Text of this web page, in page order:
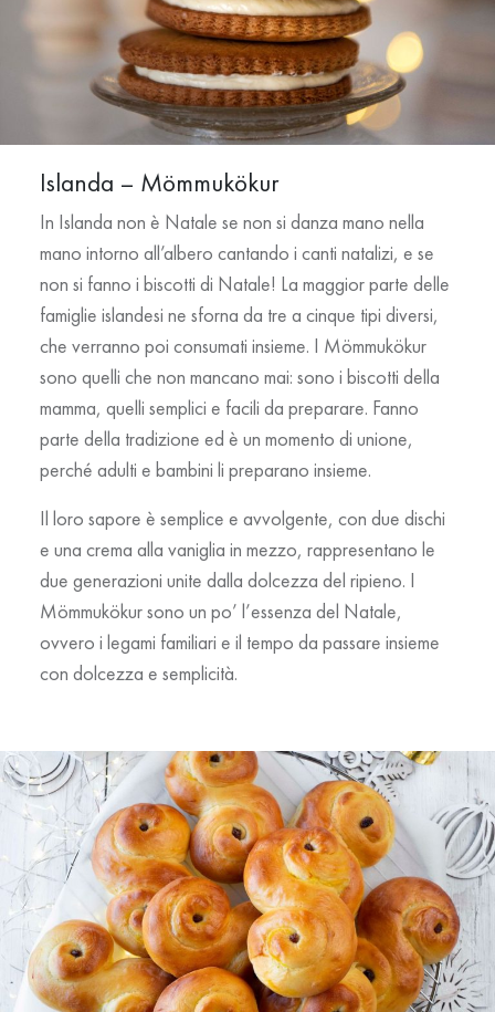
Islanda – Mömmukökur
In Islanda non è Natale se non si danza mano nella
mano intorno all’albero cantando i canti natalizi, e se
non si fanno i biscotti di Natale! La maggior parte delle
famiglie islandesi ne sforna da tre a cinque tipi diversi,
che verranno poi consumati insieme. I Mömmukökur
sono quelli che non mancano mai: sono i biscotti della
mamma, quelli semplici e facili da preparare. Fanno
parte della tradizione ed è un momento di unione,
perché adulti e bambini li preparano insieme.
Il loro sapore è semplice e avvolgente, con due dischi
e una crema alla vaniglia in mezzo, rappresentano le
due generazioni unite dalla dolcezza del ripieno. I
Mömmukökur sono un po’ l’essenza del Natale,
ovvero i legami familiari e il tempo da passare insieme
con dolcezza e semplicità.